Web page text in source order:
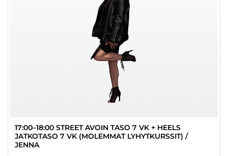
17:00–18:00 STREET AVOIN TASO 7 VK + HEELS
JATKOTASO 7 VK (MOLEMMAT LYHYTKURSSIT) /
JENNA